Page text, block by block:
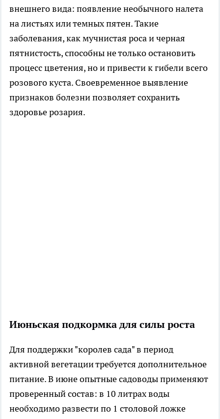
внешнего вида: появление необычного налета
на листьях или темных пятен. Такие
заболевания, как мучнистая роса и черная
пятнистость, способны не только остановить
процесс цветения, но и привести к гибели всего
розового куста. Своевременное выявление
признаков болезни позволяет сохранить
здоровье розария.
Июньская подкормка для силы роста
Для поддержки "королев сада" в период
активной вегетации требуется дополнительное
питание. В июне опытные садоводы применяют
проверенный состав: в 10 литрах воды
необходимо развести по 1 столовой ложке